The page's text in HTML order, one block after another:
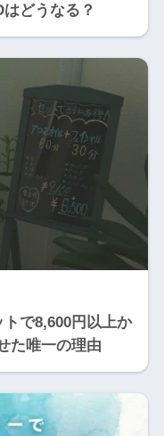
どうなる？
トで8,600円以上か
た唯一の理由